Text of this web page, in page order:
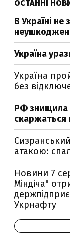
ОСТАННІ
В Україні
Україна
Україна
без
РФ знищила
скаржаться
атакою:
Новини 7
Міндіча"
Укрнафту